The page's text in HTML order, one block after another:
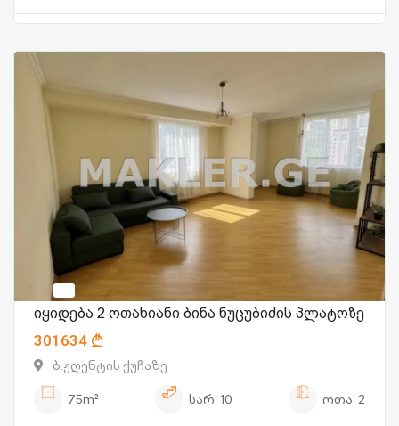
იყიდება 2 ოთახიანი ბინა ნუცუბიძის პლატოზე
301634
ბ.ჟღენტის ქუჩაზე
75m²
სარ. 10 ოთა. 2